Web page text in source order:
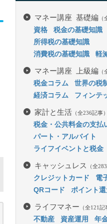
マネー講座 基礎編 （
資格
税金の基礎知識
所得税の基礎知識
消費税の基礎知識
軽
マネー講座 上級編 （
税金コラム
世界の税
経済コラム
フィンテ
家計と生活 （全236記事）
税金・公共料金の支払
パート・アルバイト
ライフイベントと税金
キャッシュレス （全
クレジットカード
電
QRコード
ポイント
ライフマネー （全121記
不動産 資産運用
年